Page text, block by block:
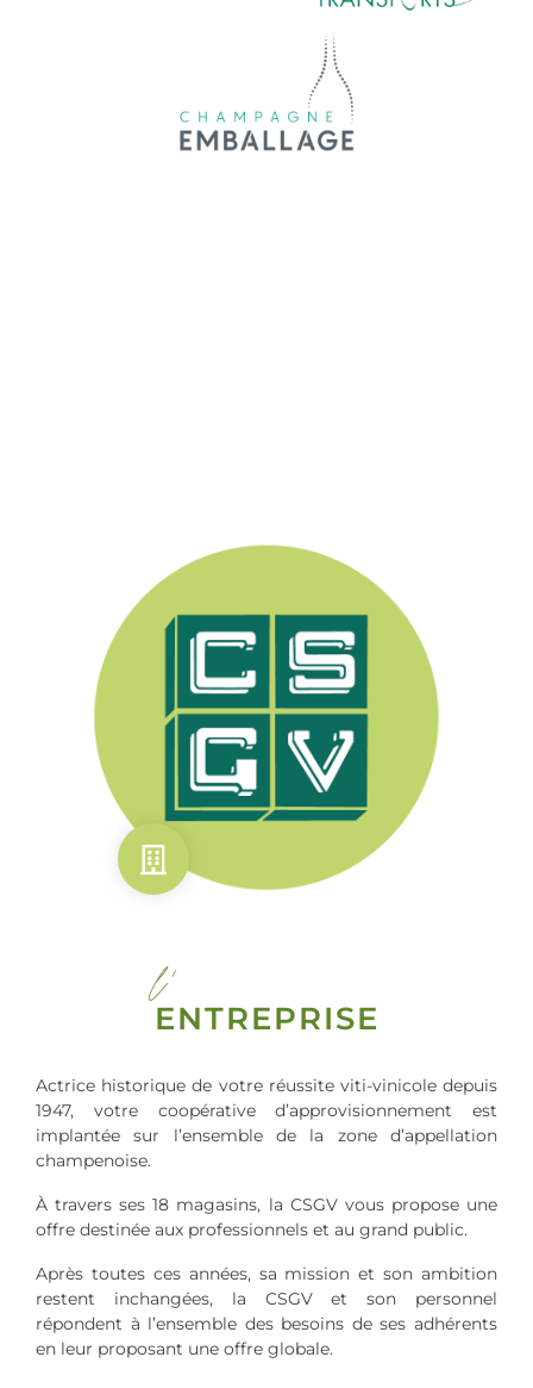
l'
ENTREPRISE
Actrice historique de votre réussite viti-vinicole depuis
1947, votre coopérative d’approvisionnement est
implantée sur l’ensemble de la zone d’appellation
champenoise.
À travers ses 18 magasins, la CSGV vous propose une
offre destinée aux professionnels et au grand public.
Après toutes ces années, sa mission et son ambition
restent inchangées, la CSGV et son personnel
répondent à l’ensemble des besoins de ses adhérents
en leur proposant une offre globale.